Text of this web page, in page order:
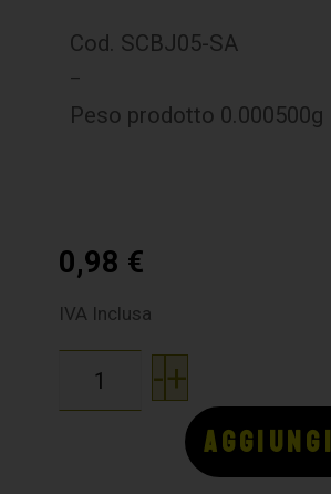
Cod. SCBJ05-SA
–
Peso prodotto 0.000500g
0,98 €
IVA Inclusa
-+
AGGIUNGI